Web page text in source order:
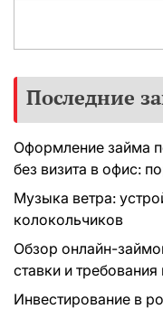
Последние
Оформление займа
без визита в офис:
Музыка ветра:
колокольчиков
Обзор онлайн-
ставки и
Инвестирование в